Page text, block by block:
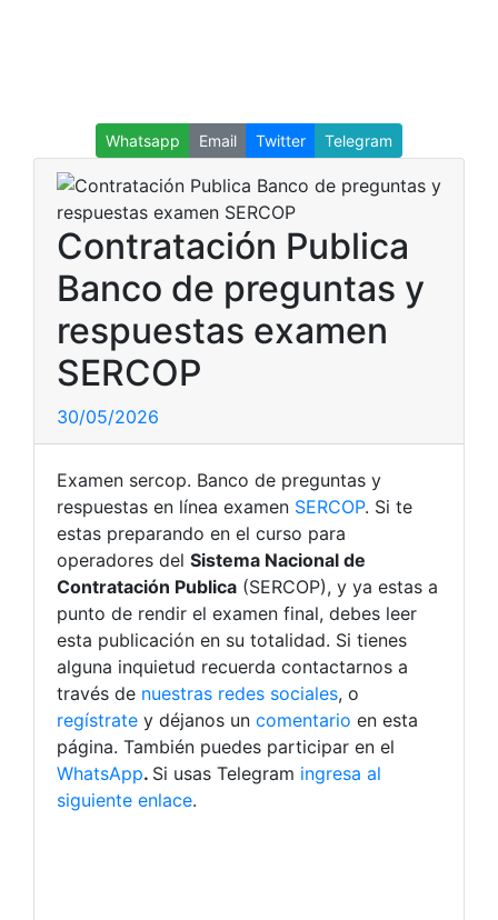
Whatsapp Email Twitter Telegram
Contratación Publica
Banco de preguntas y
respuestas examen
SERCOP
30/05/2026
Examen sercop. Banco de preguntas y
respuestas en línea examen SERCOP. Si te
estas preparando en el curso para
operadores del Sistema Nacional de
Contratación Publica (SERCOP), y ya estas a
punto de rendir el examen final, debes leer
esta publicación en su totalidad. Si tienes
alguna inquietud recuerda contactarnos a
través de nuestras redes sociales, o
regístrate y déjanos un comentario en esta
página. También puedes participar en el
WhatsApp. Si usas Telegram ingresa al
siguiente enlace.